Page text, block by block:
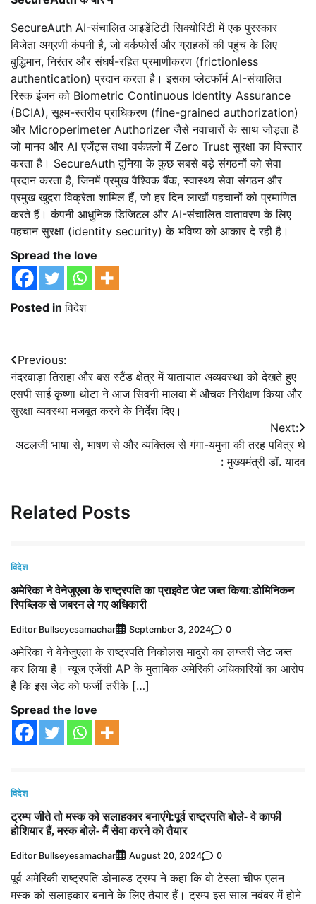
SecureAuth AI-संचालित आइडेंटिटी सिक्योरिटी में एक पुरस्कार
विजेता अग्रणी कंपनी है, जो वर्कफोर्स और ग्राहकों की पहुंच के लिए
बुद्धिमान, निरंतर और संघर्ष-रहित प्रमाणीकरण (frictionless
authentication) प्रदान करता है। इसका प्लेटफॉर्म AI-संचालित
रिस्क इंजन को Biometric Continuous Identity Assurance
(BCIA), सूक्ष्म-स्तरीय प्राधिकरण (fine-grained authorization)
और Microperimeter Authorizer जैसे नवाचारों के साथ जोड़ता है
जो मानव और AI एजेंट्स तथा वर्कफ़्लो में Zero Trust सुरक्षा का विस्तार
करता है। SecureAuth दुनिया के कुछ सबसे बड़े संगठनों को सेवा
प्रदान करता है, जिनमें प्रमुख वैश्विक बैंक, स्वास्थ्य सेवा संगठन और
प्रमुख खुदरा विक्रेता शामिल हैं, जो हर दिन लाखों पहचानों को प्रमाणित
करते हैं। कंपनी आधुनिक डिजिटल और AI-संचालित वातावरण के लिए
पहचान सुरक्षा (identity security) के भविष्य को आकार दे रही है।
Spread the love
Posted inविदेश
Post
navigation
Previous:
नंदरवाड़ा तिराहा और बस स्टैंड क्षेत्र में यातायात अव्यवस्था को देखते हुए
एसपी साई कृष्णा थोटा ने आज सिवनी मालवा में औचक निरीक्षण किया और
सुरक्षा व्यवस्था मजबूत करने के निर्देश दिए।
Next:
अटलजी भाषा से, भाषण से और व्यक्तित्व से गंगा-यमुना की तरह पवित्र थे
: मुख्यमंत्री डॉ. यादव
Related Posts
विदेश
अमेरिका ने वेनेजुएला के राष्ट्रपति का प्राइवेट जेट जब्त किया:डोमिनिकन
रिपब्लिक से जबरन ले गए अधिकारी
Editor Bullseyesamachar September 3, 2024 0
अमेरिका ने वेनेजुएला के राष्ट्रपति निकोलस मादुरो का लग्जरी जेट जब्त
कर लिया है। न्यूज एजेंसी AP के मुताबिक अमेरिकी अधिकारियों का आरोप
है कि इस जेट को फर्जी तरीके […]
Spread the love
विदेश
ट्रम्प जीते तो मस्क को सलाहकार बनाएंगे:पूर्व राष्ट्रपति बोले- वे काफी
होशियार हैं, मस्क बोले- मैं सेवा करने को तैयार
Editor Bullseyesamachar August 20, 2024 0
पूर्व अमेरिकी राष्ट्रपति डोनाल्ड ट्रम्प ने कहा कि वो टेस्ला चीफ एलन
मस्क को सलाहकार बनाने के लिए तैयार हैं। ट्रम्प इस साल नवंबर में होने